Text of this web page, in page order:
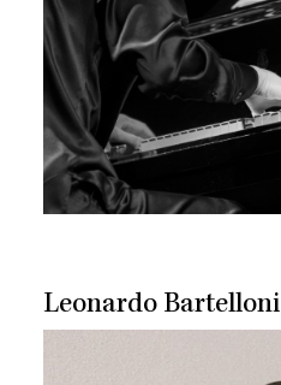
Leonardo Bartelloni